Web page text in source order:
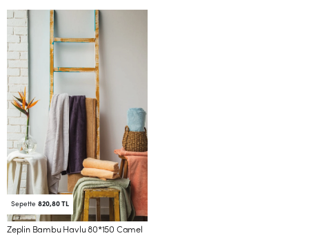
Sepette 820,80 TL
Zeplin Bambu Havlu 80*150 Camel